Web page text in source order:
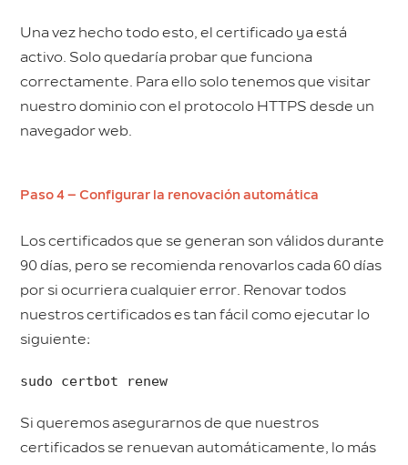
Una vez hecho todo esto, el certificado ya está
activo. Solo quedaría probar que funciona
correctamente. Para ello solo tenemos que visitar
nuestro dominio con el protocolo HTTPS desde un
navegador web.
Paso 4 – Configurar la renovación automática
Los certificados que se generan son válidos durante
90 días, pero se recomienda renovarlos cada 60 días
por si ocurriera cualquier error. Renovar todos
nuestros certificados es tan fácil como ejecutar lo
siguiente:
sudo certbot renew
Si queremos asegurarnos de que nuestros
certificados se renuevan automáticamente, lo más